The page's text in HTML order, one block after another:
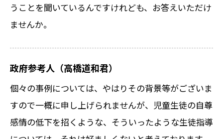
うことを聞いているんですけれども、お答えいただけ
ませんか。
政府参考人（高橋道和君）
個々の事例については、やはりその背景等がございま
すので一概に申し上げられませんが、児童生徒の自尊
感情の低下を招くような、そういったような生徒指導